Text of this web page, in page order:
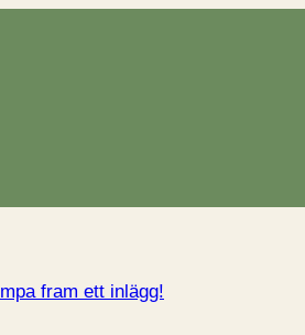
fram ett inlägg!